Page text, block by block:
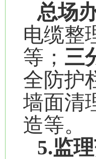
总场
电缆整
等； 三
全防护
墙面清
造等。
5.监理